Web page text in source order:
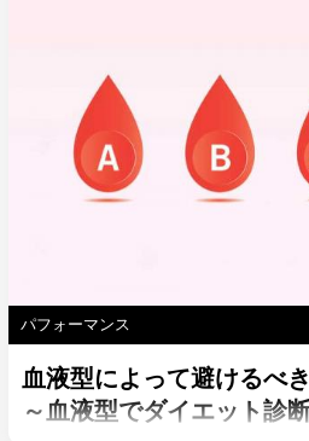
パフォーマンス
血液型によって避けるべ
～血液型でダイエット診